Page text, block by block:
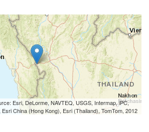
Esri, DeLorme, NAVTEQ, USGS, Intermap, iPC,
China (Hong Kong), Esri (Thailand), TomTom, 2012